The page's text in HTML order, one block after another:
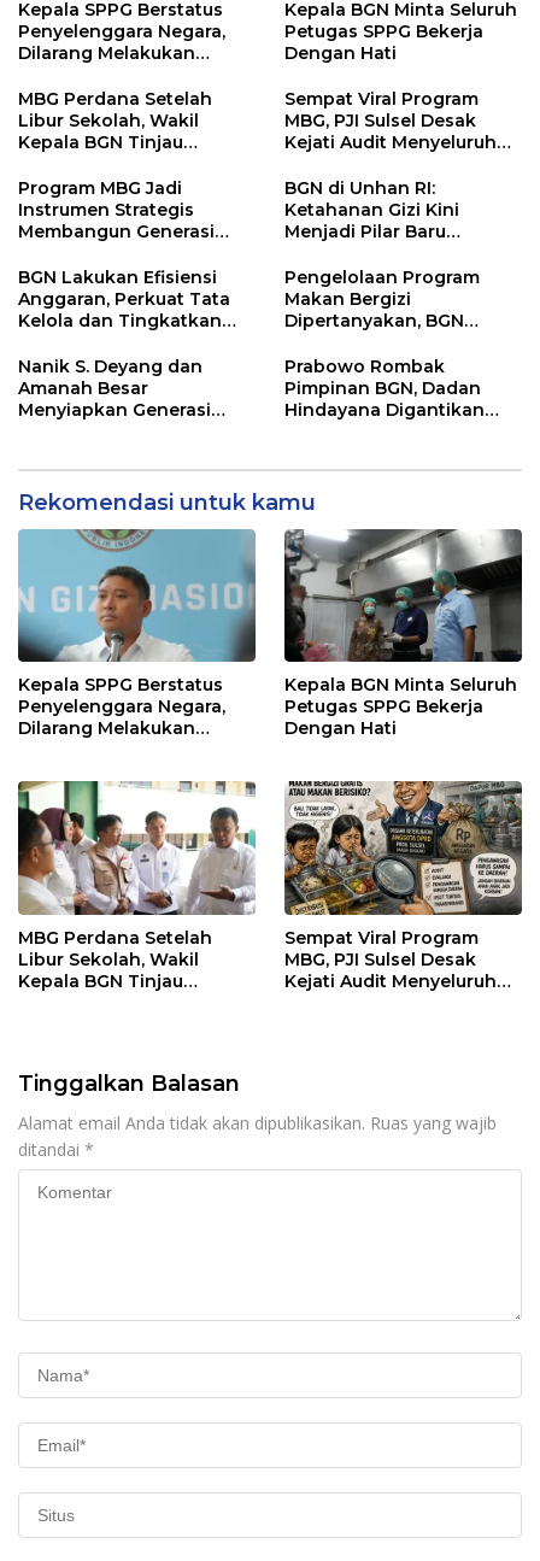
Kepala SPPG Berstatus
Penyelenggara Negara,
Dilarang Melakukan
Kepala BGN Minta Seluruh
Petugas SPPG Bekerja
Dengan Hati
MBG Perdana Setelah
Libur Sekolah, Wakil
Kepala BGN Tinjau
MBG di Jakarta Pusat
Sempat Viral Program
MBG, PJI Sulsel Desak
Kejati Audit Menyeluruh
Dugaan Pelaksanaan di
Sinjai, Isu Keterlibatan
Legislator
Program MBG Jadi
Instrumen Strategis
Membangun Generasi
BGN di Unhan RI:
Ketahanan Gizi Kini
Menjadi Pilar Baru
BGN Lakukan Efisiensi
Anggaran, Perkuat Tata
Kelola dan Tingkatkan
Makan Bergizi Gratis
Pengelolaan Program
Makan Bergizi
Dipertanyakan, BGN
Besar
Nanik S. Deyang dan
Amanah Besar
Menyiapkan Generasi
Prabowo Rombak
Pimpinan BGN, Dadan
Hindayana Digantikan
Rekomendasi untuk kamu
Kepala SPPG Berstatus
Penyelenggara Negara,
Dilarang Melakukan
Kepala BGN Minta Seluruh
Petugas SPPG Bekerja
Dengan Hati
MBG Perdana Setelah
Libur Sekolah, Wakil
Kepala BGN Tinjau
Sempat Viral Program
MBG, PJI Sulsel Desak
Kejati Audit Menyeluruh
Tinggalkan Balasan
Alamat email Anda tidak akan dipublikasikan. Ruas yang wajib
ditandai *